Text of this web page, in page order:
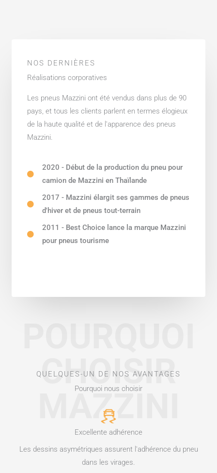
NOS DERNIÈRES
Réalisations corporatives
Les pneus Mazzini ont été vendus dans plus de 90
pays, et tous les clients parlent en termes élogieux
de la haute qualité et de l'apparence des pneus
Mazzini.
2020 - Début de la production du pneu pour
camion de Mazzini en Thaïlande
2017 - Mazzini élargit ses gammes de pneus
d'hiver et de pneus tout-terrain
2011 - Best Choice lance la marque Mazzini
pour pneus tourisme
CHOISIR
MAZZINI
QUELQUES-UN DE NOS AVANTAGES
Pourquoi nous choisir
Excellente adhérence
Les dessins asymétriques assurent l'adhérence du pneu
dans les virages.